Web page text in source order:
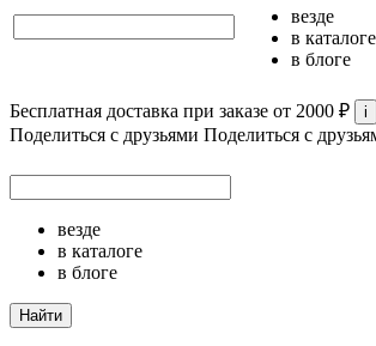
везде
в каталоге
в блоге
Бесплатная доставка при заказе от 2000 ₽ i
Поделиться с друзьями Поделиться с
везде
в каталоге
в блоге
Найти